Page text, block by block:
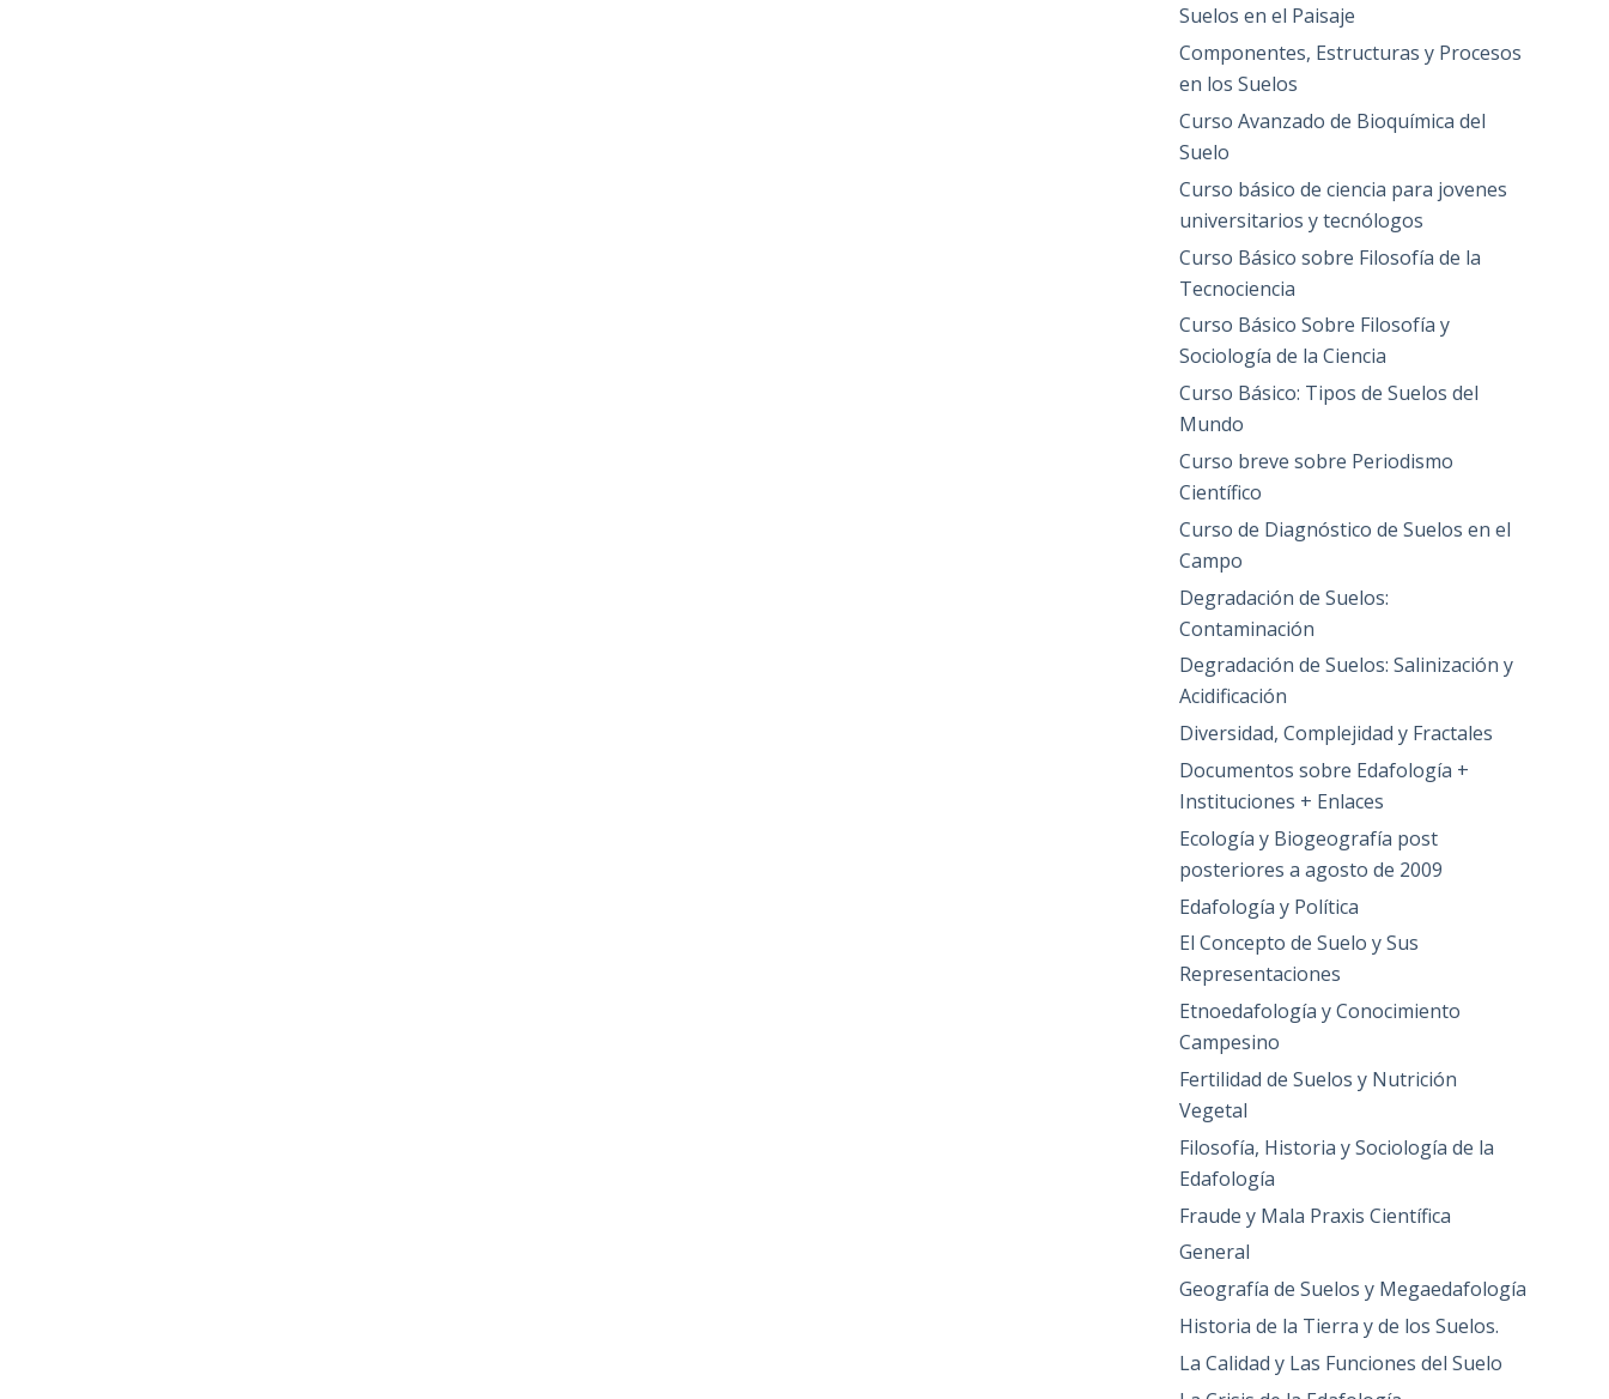
Suelos en el Paisaje
Componentes, Estructuras y Procesos
en los Suelos
Curso Avanzado de Bioquímica del
Suelo
Curso básico de ciencia para jovenes
universitarios y tecnólogos
Curso Básico sobre Filosofía de la
Tecnociencia
Curso Básico Sobre Filosofía y
Sociología de la Ciencia
Curso Básico: Tipos de Suelos del
Mundo
Curso breve sobre Periodismo
Científico
Curso de Diagnóstico de Suelos en el
Campo
Degradación de Suelos:
Contaminación
Degradación de Suelos: Salinización y
Acidificación
Diversidad, Complejidad y Fractales
Documentos sobre Edafología +
Instituciones + Enlaces
Ecología y Biogeografía post
posteriores a agosto de 2009
Edafología y Política
El Concepto de Suelo y Sus
Representaciones
Etnoedafología y Conocimiento
Campesino
Fertilidad de Suelos y Nutrición
Vegetal
Filosofía, Historia y Sociología de la
Edafología
Fraude y Mala Praxis Científica
General
Geografía de Suelos y Megaedafología
Historia de la Tierra y de los Suelos.
La Calidad y Las Funciones del Suelo